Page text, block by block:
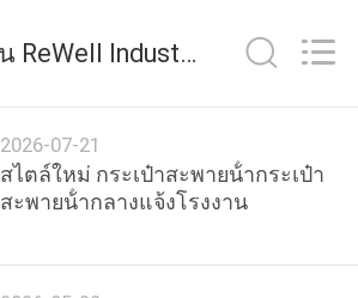
จีน ReWell Industrial Group Limited ข่าวของ บริษัท
2026-07-21
สไตล์ใหม่ กระเป๋าสะพายน้ํากระเป๋า
สะพายน้ํากลางแจ้งโรงงาน